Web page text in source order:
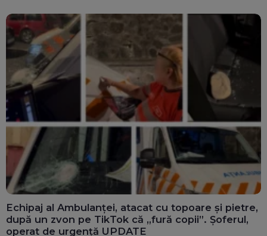
Echipaj al Ambulanței, atacat cu topoare și pietre,
după un zvon pe TikTok că „fură copii”. Șoferul,
operat de urgență UPDATE